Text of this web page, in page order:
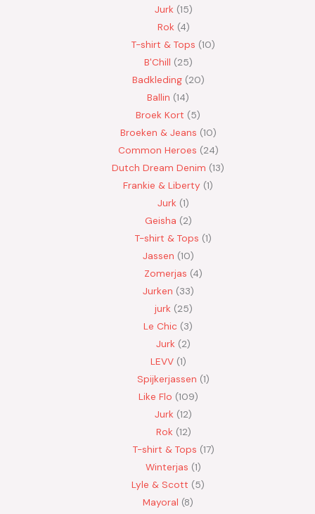
Jurk 15
Rok 4
T-shirt & Tops 10
B'Chill 25
Badkleding 20
Ballin 14
Broek Kort 5
Broeken & Jeans 10
Common Heroes 24
Dutch Dream Denim 13
Frankie & Liberty 1
Jurk 1
Geisha 2
T-shirt & Tops 1
Jassen 10
Zomerjas 4
Jurken 33
jurk 25
Le Chic 3
Jurk 2
LEVV 1
Spijkerjassen 1
Like Flo 109
Jurk 12
Rok 12
T-shirt & Tops 17
Winterjas 1
Lyle & Scott 5
Mayoral 8